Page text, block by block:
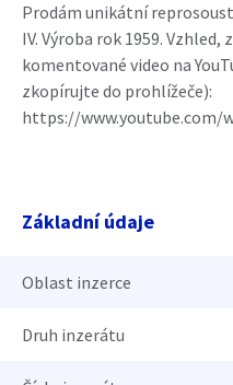
Prodám unikátní
IV. Výroba rok 1959.
komentované video na
zkopírujte do prohlížeče):
https://www.youtube.com/
Základní údaje
Oblast inzerce
Druh inzerátu